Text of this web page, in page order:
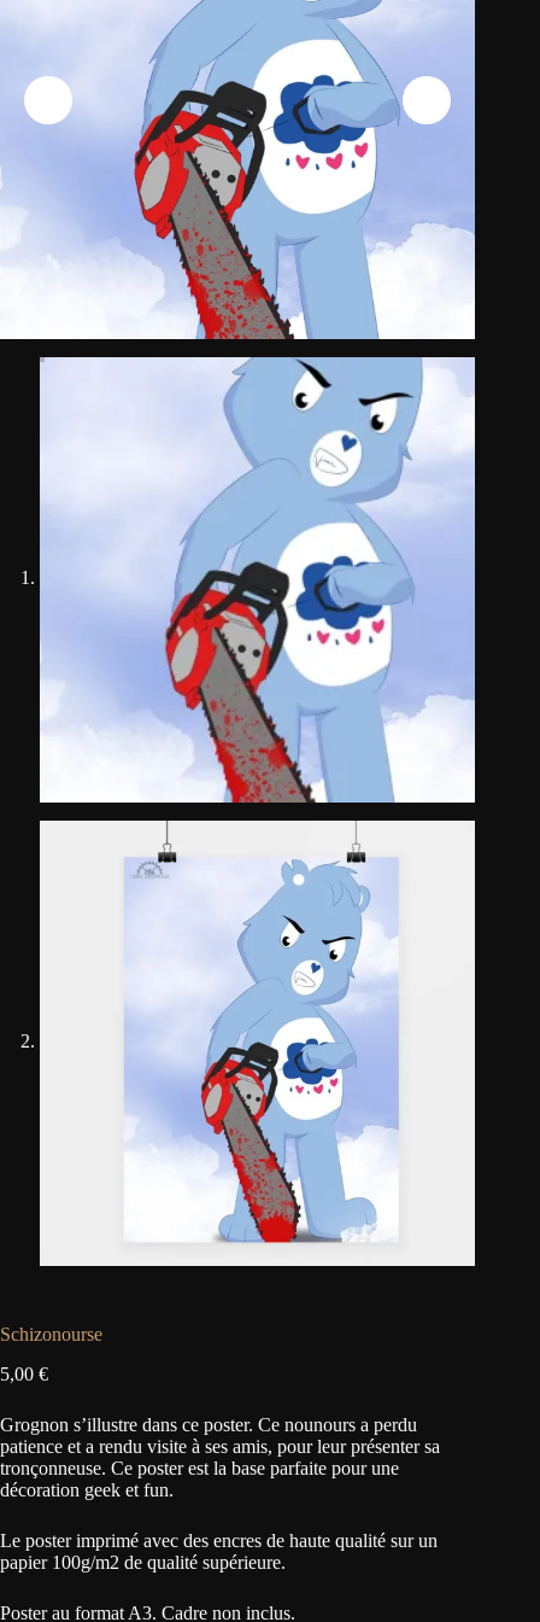
Schizonourse
5,00 €
Grognon s’illustre dans ce poster. Ce nounours a perdu
patience et a rendu visite à ses amis, pour leur présenter sa
tronçonneuse. Ce poster est la base parfaite pour une
décoration geek et fun.
Le poster imprimé avec des encres de haute qualité sur un
papier 100g/m2 de qualité supérieure.
Poster au format A3. Cadre non inclus.